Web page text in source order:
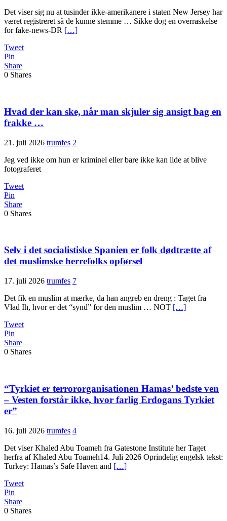
Det viser sig nu at tusinder ikke-amerikanere i staten New Jersey har
været registreret så de kunne stemme … Sikke dog en overraskelse
for fake-news-DR […]
Tweet
Pin
Share
0 Shares
Hvad der kan ske, når man skjuler sig ansigt bag en
frakke …
21. juli 2026 trumfes 2
Jeg ved ikke om hun er kriminel eller bare ikke kan lide at blive
fotograferet
Tweet
Pin
Share
0 Shares
Selv i det socialistiske Spanien er folk dødtrætte af
det muslimske herrefolks opførsel
17. juli 2026 trumfes 7
Det fik en muslim at mærke, da han angreb en dreng : Taget fra
Vlad Ih, hvor er det “synd” for den muslim … NOT […]
Tweet
Pin
Share
0 Shares
“Tyrkiet er terrororganisationen Hamas’ bedste ven
– Vesten forstår ikke, hvor farlig Erdogans Tyrkiet
er”
16. juli 2026 trumfes 4
Det viser Khaled Abu Toameh fra Gatestone Institute her Taget
herfra af Khaled Abu Toameh14. Juli 2026 Oprindelig engelsk tekst:
Turkey: Hamas’s Safe Haven and […]
Tweet
Pin
Share
0 Shares